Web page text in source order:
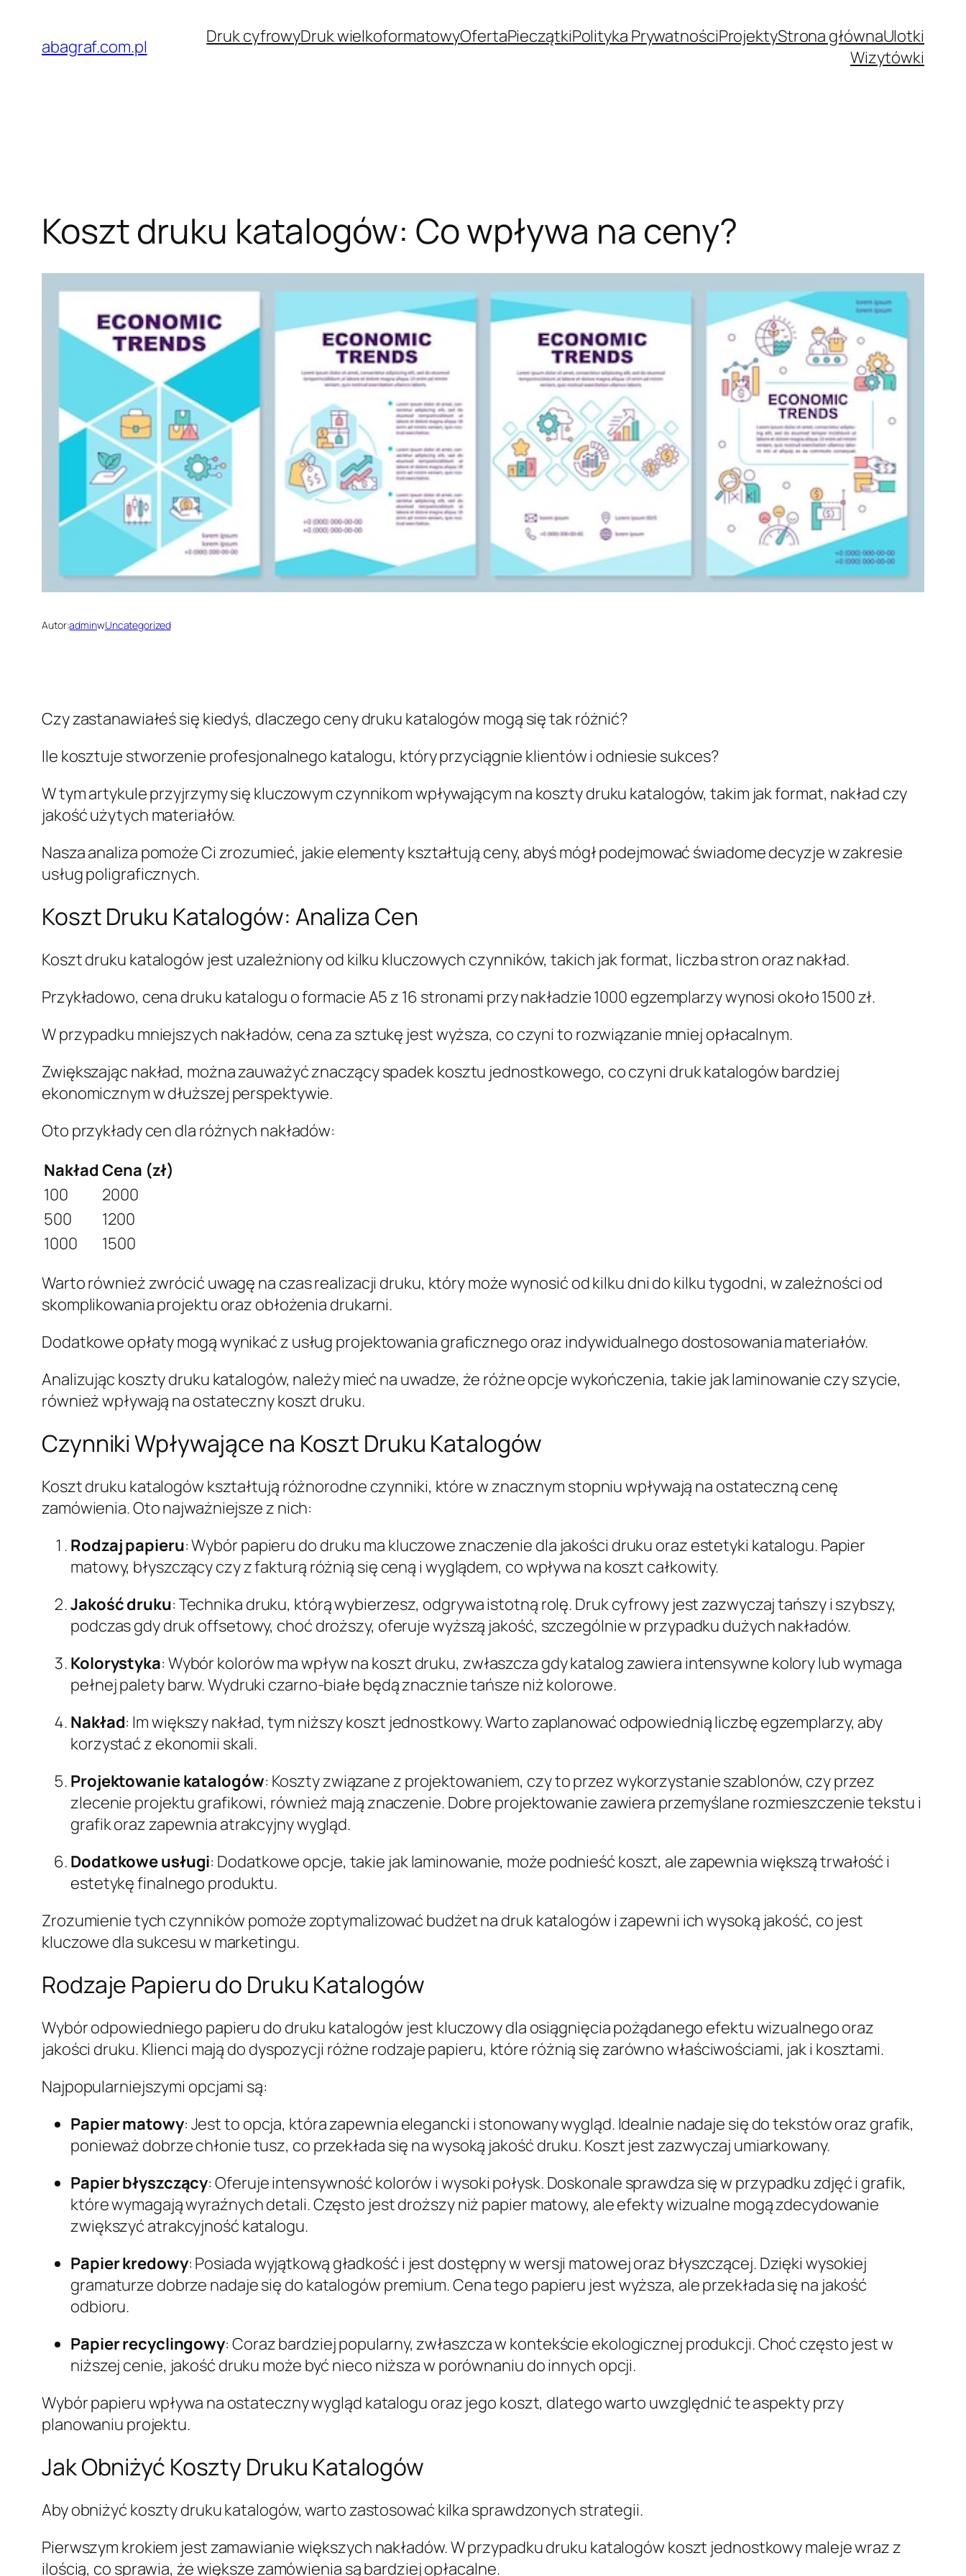
treści
abagraf.com.pl Druk cyfrowyDruk wielkoformatowyOfertaPieczątkiPolityka PrywatnościProjektyStrona głównaUlotki
Wizytówki
Koszt druku katalogów: Co wpływa na ceny?
Autor:adminwUncategorized
Czy zastanawiałeś się kiedyś, dlaczego ceny druku katalogów mogą się tak różnić?
Ile kosztuje stworzenie profesjonalnego katalogu, który przyciągnie klientów i odniesie sukces?
W tym artykule przyjrzymy się kluczowym czynnikom wpływającym na koszty druku katalogów, takim jak format, nakład czy
jakość użytych materiałów.
Nasza analiza pomoże Ci zrozumieć, jakie elementy kształtują ceny, abyś mógł podejmować świadome decyzje w zakresie
usług poligraficznych.
Koszt Druku Katalogów: Analiza Cen
Koszt druku katalogów jest uzależniony od kilku kluczowych czynników, takich jak format, liczba stron oraz nakład.
Przykładowo, cena druku katalogu o formacie A5 z 16 stronami przy nakładzie 1000 egzemplarzy wynosi około 1500 zł.
W przypadku mniejszych nakładów, cena za sztukę jest wyższa, co czyni to rozwiązanie mniej opłacalnym.
Zwiększając nakład, można zauważyć znaczący spadek kosztu jednostkowego, co czyni druk katalogów bardziej
ekonomicznym w dłuższej perspektywie.
Oto przykłady cen dla różnych nakładów:
Nakład Cena (zł)
100
2000
500
1200
1000
1500
Warto również zwrócić uwagę na czas realizacji druku, który może wynosić od kilku dni do kilku tygodni, w zależności od
skomplikowania projektu oraz obłożenia drukarni.
Dodatkowe opłaty mogą wynikać z usług projektowania graficznego oraz indywidualnego dostosowania materiałów.
Analizując koszty druku katalogów, należy mieć na uwadze, że różne opcje wykończenia, takie jak laminowanie czy szycie,
również wpływają na ostateczny koszt druku.
Czynniki Wpływające na Koszt Druku Katalogów
Koszt druku katalogów kształtują różnorodne czynniki, które w znacznym stopniu wpływają na ostateczną cenę
zamówienia. Oto najważniejsze z nich:
Rodzaj papieru: Wybór papieru do druku ma kluczowe znaczenie dla jakości druku oraz estetyki katalogu. Papier
matowy, błyszczący czy z fakturą różnią się ceną i wyglądem, co wpływa na koszt całkowity.
Jakość druku: Technika druku, którą wybierzesz, odgrywa istotną rolę. Druk cyfrowy jest zazwyczaj tańszy i szybszy,
podczas gdy druk offsetowy, choć droższy, oferuje wyższą jakość, szczególnie w przypadku dużych nakładów.
Kolorystyka: Wybór kolorów ma wpływ na koszt druku, zwłaszcza gdy katalog zawiera intensywne kolory lub wymaga
pełnej palety barw. Wydruki czarno-białe będą znacznie tańsze niż kolorowe.
Nakład: Im większy nakład, tym niższy koszt jednostkowy. Warto zaplanować odpowiednią liczbę egzemplarzy, aby
korzystać z ekonomii skali.
Projektowanie katalogów: Koszty związane z projektowaniem, czy to przez wykorzystanie szablonów, czy przez
zlecenie projektu grafikowi, również mają znaczenie. Dobre projektowanie zawiera przemyślane rozmieszczenie tekstu i
grafik oraz zapewnia atrakcyjny wygląd.
Dodatkowe usługi: Dodatkowe opcje, takie jak laminowanie, może podnieść koszt, ale zapewnia większą trwałość i
estetykę finalnego produktu.
Zrozumienie tych czynników pomoże zoptymalizować budżet na druk katalogów i zapewni ich wysoką jakość, co jest
kluczowe dla sukcesu w marketingu.
Rodzaje Papieru do Druku Katalogów
Wybór odpowiedniego papieru do druku katalogów jest kluczowy dla osiągnięcia pożądanego efektu wizualnego oraz
jakości druku. Klienci mają do dyspozycji różne rodzaje papieru, które różnią się zarówno właściwościami, jak i kosztami.
Najpopularniejszymi opcjami są:
Papier matowy: Jest to opcja, która zapewnia elegancki i stonowany wygląd. Idealnie nadaje się do tekstów oraz grafik,
ponieważ dobrze chłonie tusz, co przekłada się na wysoką jakość druku. Koszt jest zazwyczaj umiarkowany.
Papier błyszczący: Oferuje intensywność kolorów i wysoki połysk. Doskonale sprawdza się w przypadku zdjęć i grafik,
które wymagają wyraźnych detali. Często jest droższy niż papier matowy, ale efekty wizualne mogą zdecydowanie
zwiększyć atrakcyjność katalogu.
Papier kredowy: Posiada wyjątkową gładkość i jest dostępny w wersji matowej oraz błyszczącej. Dzięki wysokiej
gramaturze dobrze nadaje się do katalogów premium. Cena tego papieru jest wyższa, ale przekłada się na jakość
odbioru.
Papier recyclingowy: Coraz bardziej popularny, zwłaszcza w kontekście ekologicznej produkcji. Choć często jest w
niższej cenie, jakość druku może być nieco niższa w porównaniu do innych opcji.
Wybór papieru wpływa na ostateczny wygląd katalogu oraz jego koszt, dlatego warto uwzględnić te aspekty przy
planowaniu projektu.
Jak Obniżyć Koszty Druku Katalogów
Aby obniżyć koszty druku katalogów, warto zastosować kilka sprawdzonych strategii.
Pierwszym krokiem jest zamawianie większych nakładów. W przypadku druku katalogów koszt jednostkowy maleje wraz z
ilością, co sprawia, że większe zamówienia są bardziej opłacalne.